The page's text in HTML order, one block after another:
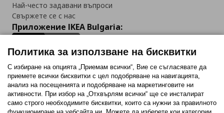
Най-често задавани въпроси
Свържете се с нас
Приложение IKEA Bulgaria:
Последвайте ни:
FacebookTwitterYoutubePinterestInstagram
Политика за използване на бисквитки
С избиране на опцията „Приемам всички“, Вие се съгласявате да
приемете всички бисквитки с цел подобряване на навигацията,
анализ на посещенията и подобряване на маркетинговите ни
активности. При избор на „Отхвърлям всички“ ще се инсталират
само строго необходимитe бисквитки, които са нужни за правилното